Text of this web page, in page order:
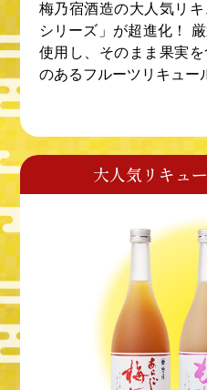
梅乃宿酒造の大人気リ
シリーズ」が超進化！
使用し、そのまま果実
のあるフルーツリキュー
大人気リキュ